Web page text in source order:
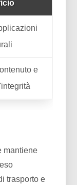
e
mantiene
trasporto e